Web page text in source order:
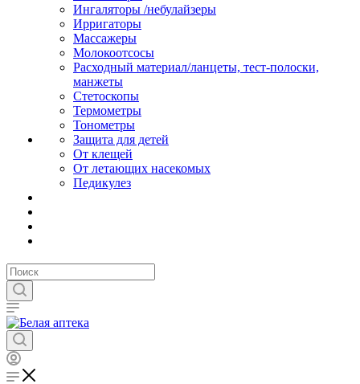
Ингаляторы /небулайзеры
Ирригаторы
Массажеры
Молокоотсосы
Расходный материал/ланцеты, тест-полоски,
манжеты
Стетоскопы
Термометры
Тонометры
Защита для детей
От клещей
От летающих насекомых
Педикулез